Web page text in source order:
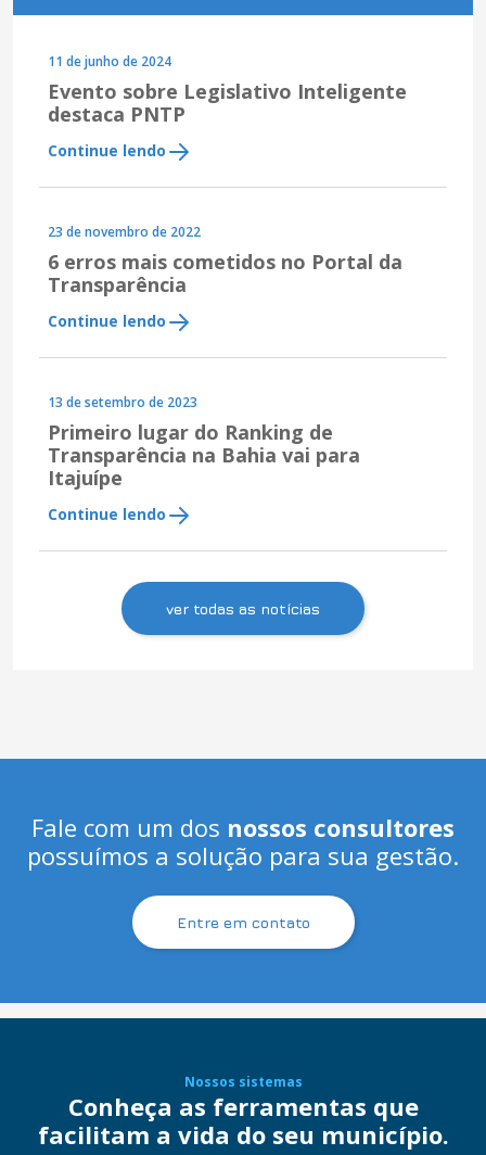
11 de junho de 2024
Evento sobre Legislativo Inteligente
destaca PNTP
Continue lendo
23 de novembro de 2022
6 erros mais cometidos no Portal da
Transparência
Continue lendo
13 de setembro de 2023
Primeiro lugar do Ranking de
Transparência na Bahia vai para
Itajuípe
Continue lendo
ver todas as notícias
Fale com um dos nossos consultores
possuímos a solução para sua gestão.
Entre em contato
Nossos sistemas
Conheça as ferramentas que
facilitam a vida do seu município.